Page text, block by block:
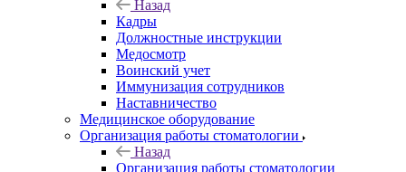
Назад
Кадры
Должностные инструкции
Медосмотр
Воинский учет
Иммунизация сотрудников
Наставничество
Медицинское оборудование
Организация работы стоматологии
Назад
Организация работы стоматологии